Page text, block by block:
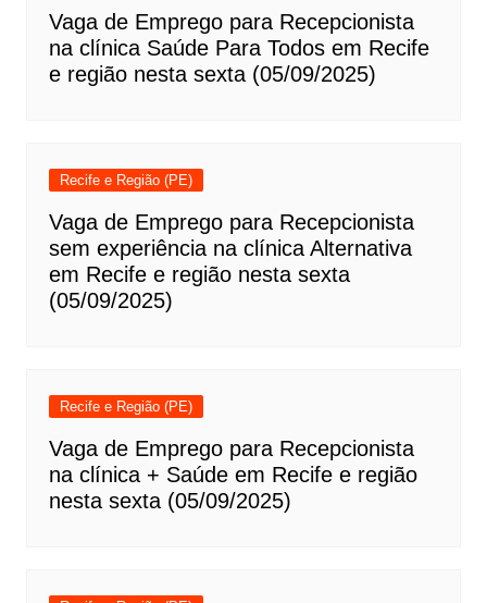
Vaga de Emprego para Recepcionista
na clínica Saúde Para Todos em Recife
e região nesta sexta (05/09/2025)
Recife e Região (PE)
Vaga de Emprego para Recepcionista
sem experiência na clínica Alternativa
em Recife e região nesta sexta
(05/09/2025)
Recife e Região (PE)
Vaga de Emprego para Recepcionista
na clínica + Saúde em Recife e região
nesta sexta (05/09/2025)